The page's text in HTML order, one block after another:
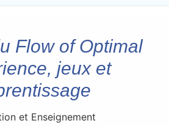
Flow of Optimal
jeux et
et Enseignement